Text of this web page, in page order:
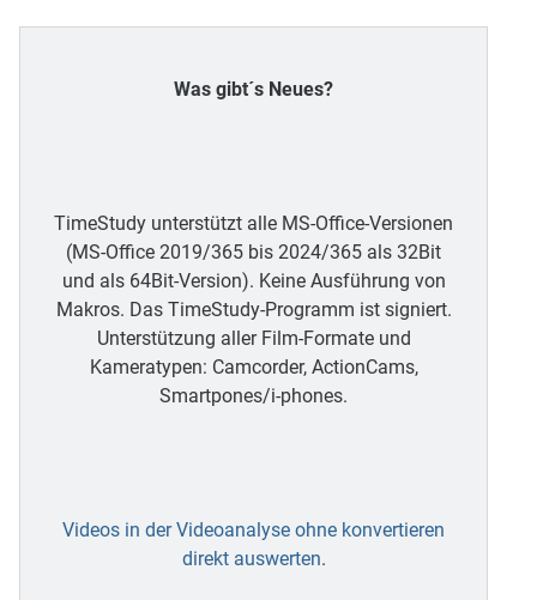
Was gibt´s Neues?
TimeStudy unterstützt alle MS-Office-Versionen
(MS-Office 2019/365 bis 2024/365 als 32Bit
und als 64Bit-Version). Keine Ausführung von
Makros. Das TimeStudy-Programm ist signiert.
Unterstützung aller Film-Formate und
Kameratypen: Camcorder, ActionCams,
Smartpones/i-phones.
Videos in der Videoanalyse ohne konvertieren
direkt auswerten.